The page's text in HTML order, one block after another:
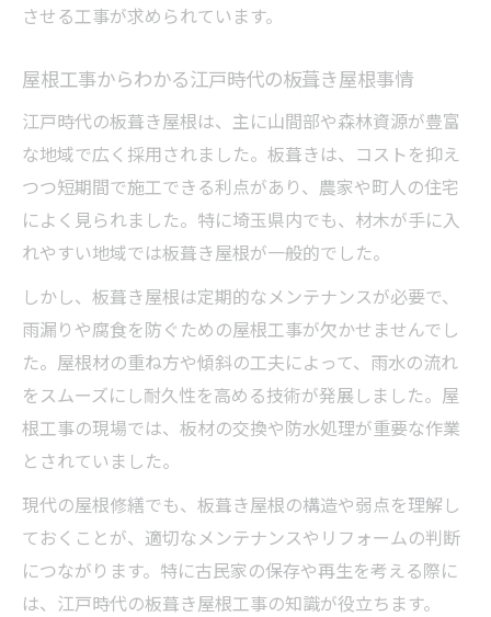
させる工事が求められています。
屋根工事からわかる江戸時代の板葺き屋根事情
江戸時代の板葺き屋根は、主に山間部や森林資源が豊富
な地域で広く採用されました。板葺きは、コストを抑え
つつ短期間で施工できる利点があり、農家や町人の住宅
によく見られました。特に埼玉県内でも、材木が手に入
れやすい地域では板葺き屋根が一般的でした。
しかし、板葺き屋根は定期的なメンテナンスが必要で、
雨漏りや腐食を防ぐための屋根工事が欠かせませんでし
た。屋根材の重ね方や傾斜の工夫によって、雨水の流れ
をスムーズにし耐久性を高める技術が発展しました。屋
根工事の現場では、板材の交換や防水処理が重要な作業
とされていました。
現代の屋根修繕でも、板葺き屋根の構造や弱点を理解し
ておくことが、適切なメンテナンスやリフォームの判断
につながります。特に古民家の保存や再生を考える際に
は、江戸時代の板葺き屋根工事の知識が役立ちます。